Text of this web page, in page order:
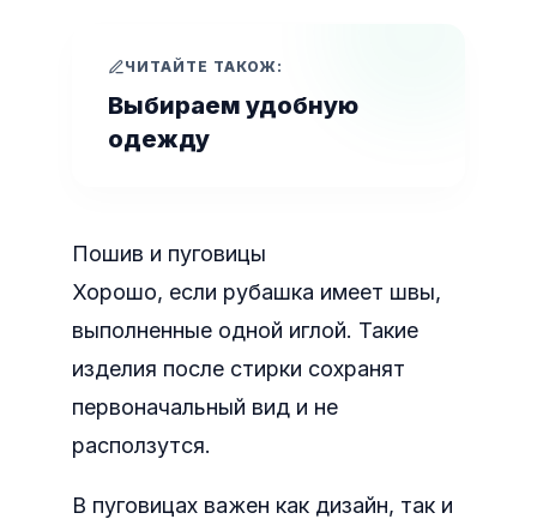
ЧИТАЙТЕ ТАКОЖ:
Выбираем удобную
одежду
Пошив и пуговицы
Хорошо, если рубашка имеет швы,
выполненные одной иглой. Такие
изделия после стирки сохранят
первоначальный вид и не
расползутся.
В пуговицах важен как дизайн, так и